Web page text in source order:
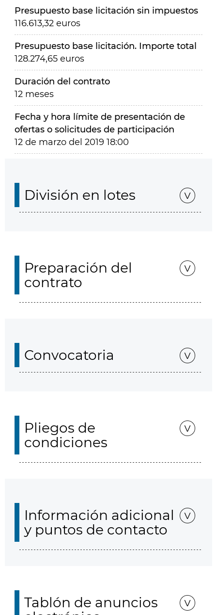
Presupuesto base licitación sin impuestos
116.613,32 euros
Presupuesto base licitación. Importe total
128.274,65 euros
Duración del contrato
12 meses
Fecha y hora límite de presentación de
ofertas o solicitudes de participación
12 de marzo del 2019 18:00
División en lotes
Preparación del
contrato
Convocatoria
Pliegos de
condiciones
Información adicional
y puntos de contacto
Tablón de anuncios